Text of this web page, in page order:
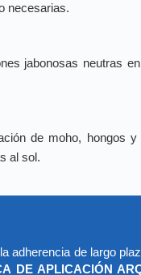
necesarias.
jabonosas neutras
de moho, hongos
al sol.
adherencia de largo
DE APLICACIÓN